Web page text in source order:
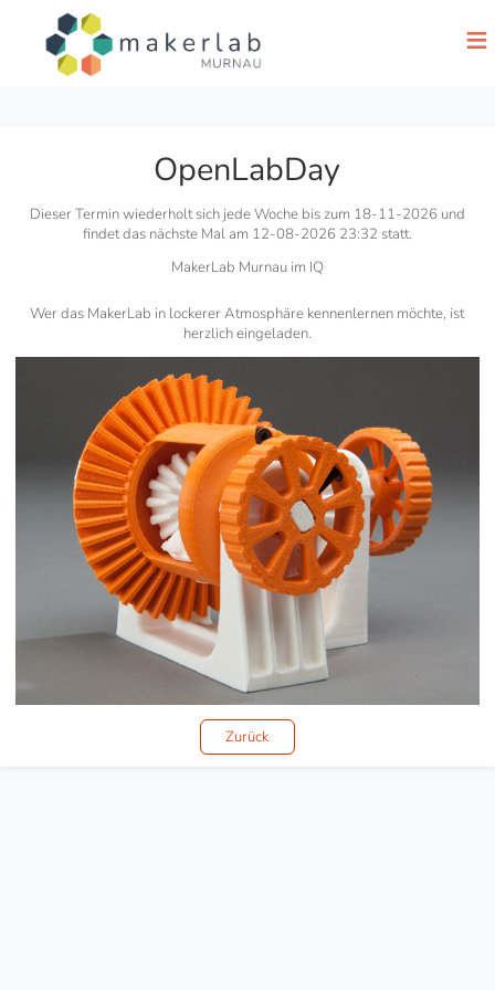
≡
OpenLabDay
Dieser Termin wiederholt sich jede Woche bis zum 18-11-2026 und
findet das nächste Mal am 12-08-2026 23:32 statt.
MakerLab Murnau im IQ
Wer das MakerLab in lockerer Atmosphäre kennenlernen möchte, ist
herzlich eingeladen.
Zurück